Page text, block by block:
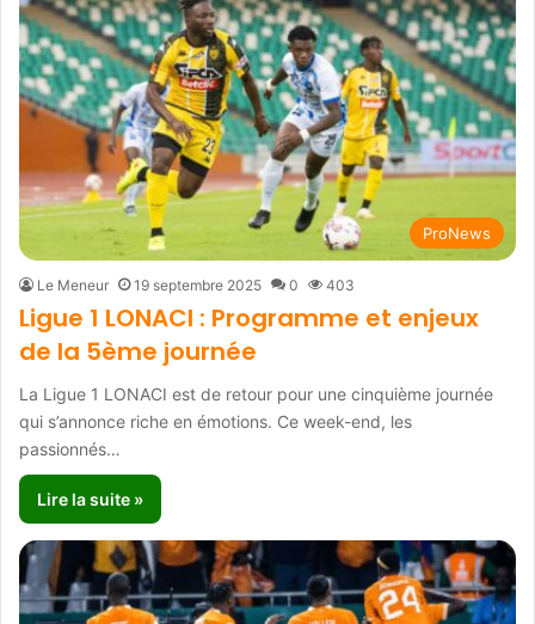
ProNews
Le Meneur 19 septembre 2025 0 403
Ligue 1 LONACI : Programme et enjeux
de la 5ème journée
La Ligue 1 LONACI est de retour pour une cinquième journée
qui s’annonce riche en émotions. Ce week-end, les
passionnés…
Lire la suite »